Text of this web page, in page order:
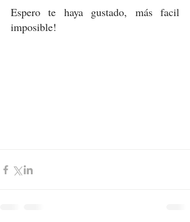
Espero te haya gustado, más facil
imposible!